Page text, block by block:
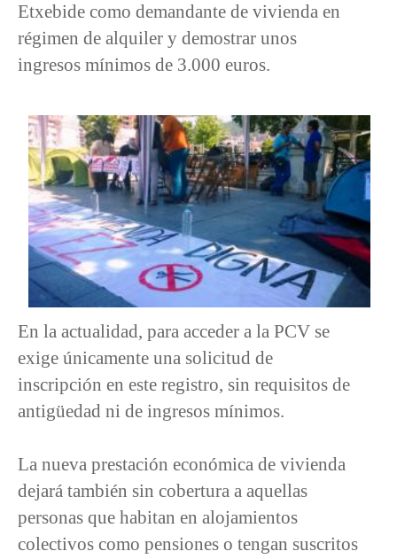
Etxebide como demandante de vivienda en
régimen de alquiler y demostrar unos
ingresos mínimos de 3.000 euros.
En la actualidad, para acceder a la PCV se
exige únicamente una solicitud de
inscripción en este registro, sin requisitos de
antigüedad ni de ingresos mínimos.
La nueva prestación económica de vivienda
dejará también sin cobertura a aquellas
personas que habitan en alojamientos
colectivos como pensiones o tengan suscritos